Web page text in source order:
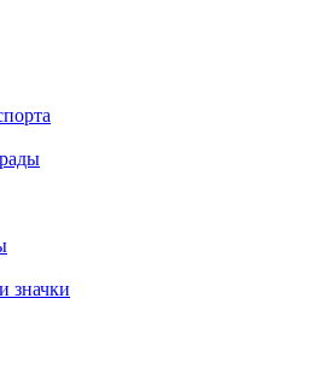
значки